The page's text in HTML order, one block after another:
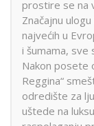
prostire se na
Značajnu
najvećih u
i šumama, sve
Nakon posete
Reggina“
odredište za
uštede na